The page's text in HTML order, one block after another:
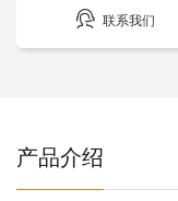
 联系我们
产品介绍